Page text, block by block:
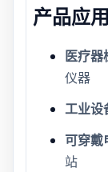
产品应用
医疗器
仪器
工业设
可穿戴
站